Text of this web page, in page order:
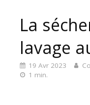
La
lavage
19 Avr 2023
1 min.